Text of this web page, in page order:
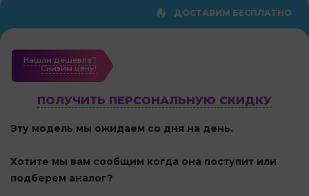
ДОСТАВИМ БЕСПЛАТНО
Нашли дешевле?
Cнизим цену!
ПОЛУЧИТЬ ПЕРСОНАЛЬНУЮ СКИДКУ
Эту модель мы ожидаем со дня на день.
Хотите мы вам сообщим когда она поступит или
подберем аналог?